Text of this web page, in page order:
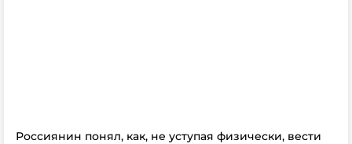
Россиянин понял, как, не уступая физически, вести